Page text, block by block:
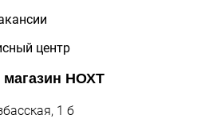
центр
НОХТ
1 б